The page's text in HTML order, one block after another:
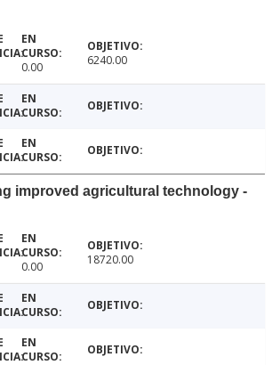
0.00 6240.00
improved agricultural technology -
0.00 18720.00